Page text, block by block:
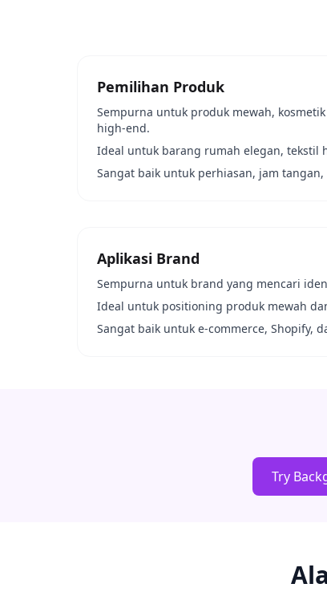
Pemilihan Produk
Sempurna untuk produk mewah,
high-end.
Ideal untuk barang rumah elegan, tekstil
Sangat baik untuk perhiasan, jam
Aplikasi Brand
Sempurna untuk brand yang mencari
Ideal untuk positioning produk mewah
Sangat baik untuk e-commerce, Shopify,
Try